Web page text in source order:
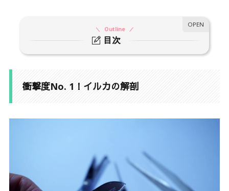
目次
Outline
1. 衝撃度No. 1！イルカの解剖
衝撃度No. 1！イルカの解剖